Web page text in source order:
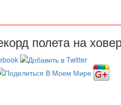
полета на